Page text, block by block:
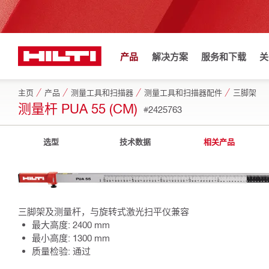
产品 解决方案 服务和下载
主页 产品 测量工具和扫描器 测量工具和扫描器配件 三脚架
测量杆 PUA 55 (CM) #2425763
选型 技术数据 相关产品
三脚架及测量杆，与旋转式激光扫平仪兼容
最大高度: 2400 mm
最小高度: 1300 mm
质量检验: 通过